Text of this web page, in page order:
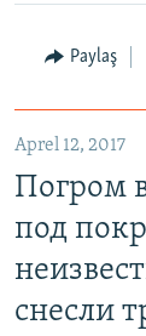
Paylaş
Aprel 12, 2017
Погром
под
снесли